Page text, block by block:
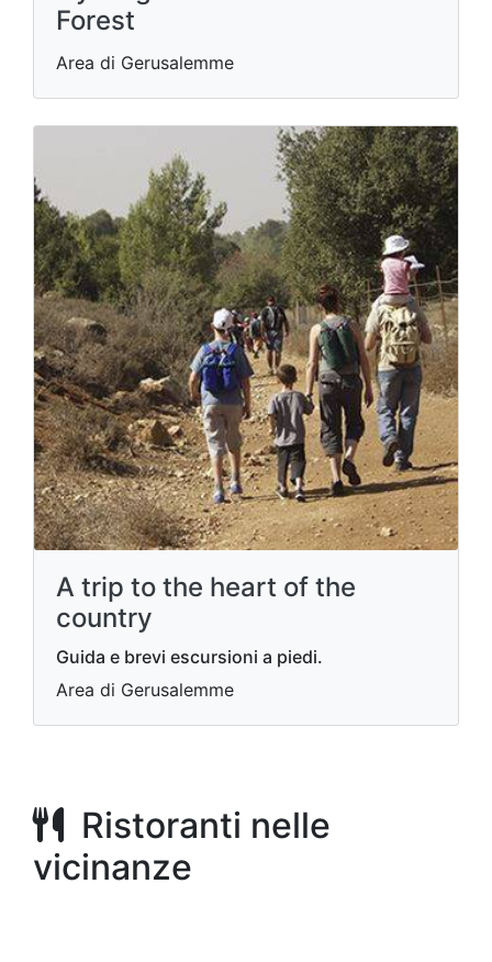
Forest
Area di Gerusalemme
A trip to the heart of the
country
Guida e brevi escursioni a piedi.
Area di Gerusalemme
Ristoranti nelle
vicinanze